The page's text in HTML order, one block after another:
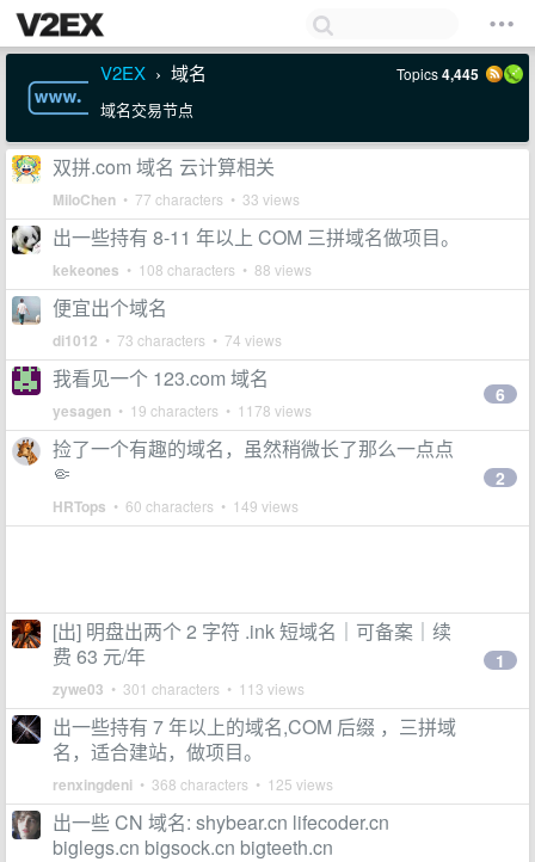
V2EX › 域名 Topics4,445
域名交易节点
双拼.com 域名 云计算相关
MiloChen • 77 characters • 33 views
出一些持有 8-11 年以上 COM 三拼域名做项目。
kekeones • 108 characters • 88 views
便宜出个域名
di1012 • 73 characters • 74 views
我看见一个 123.com 域名
yesagen • 19 characters • 1178 views
6
捡了一个有趣的域名，虽然稍微长了那么一点点
🤏
HRTops • 60 characters • 149 views
2
[出] 明盘出两个 2 字符 .ink 短域名｜可备案｜续
费 63 元/年
zywe03 • 301 characters • 113 views
1
出一些持有 7 年以上的域名,COM 后缀 ，三拼域
名，适合建站，做项目。
renxingdeni • 368 characters • 125 views
出一些 CN 域名: shybear.cn lifecoder.cn
biglegs.cn bigsock.cn bigteeth.cn